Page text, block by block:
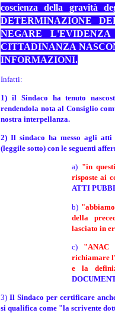
coscienza della gravità
DETERMINAZIONE
NEGARE
CITTADINANZA
INFORMAZIONI.
Infatti:
1) il Sindaco ha tenuto
rendendola nota al Consiglio
nostra interpellanza.
2) Il sindaco ha messo agli
(leggile sotto) con le seguenti
a) "in
risposte ai
ATTI
b)
della
lasciato in
c) "ANAC
richiamare
e la
3) Il Sindaco per certificare
si qualifica come "la scrivente